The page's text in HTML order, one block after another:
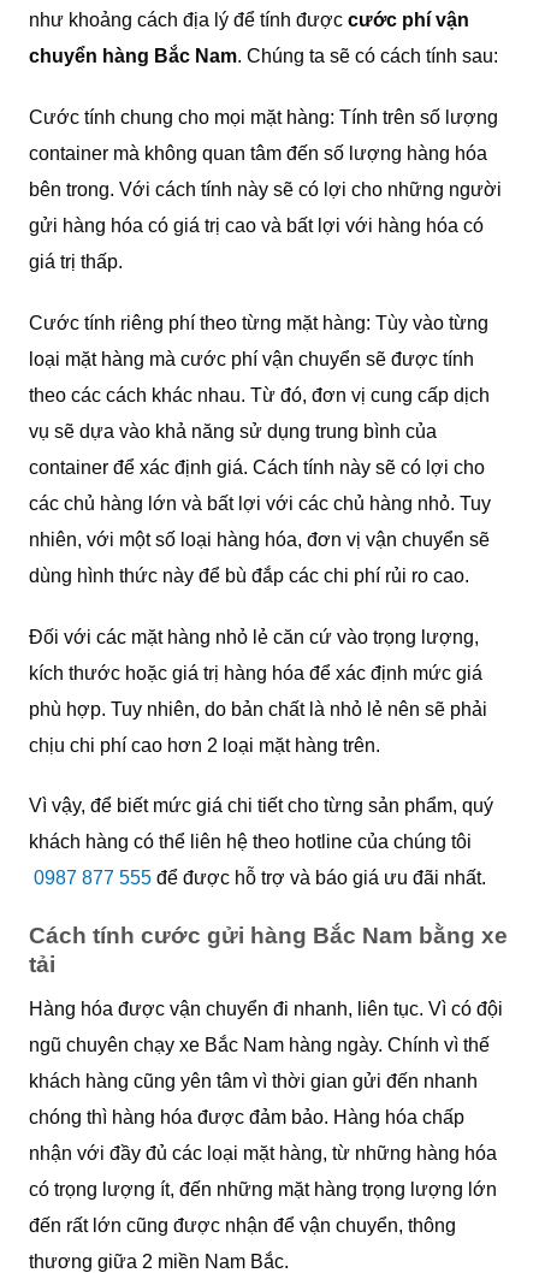
như khoảng cách địa lý để tính được cước phí vận
chuyển hàng Bắc Nam. Chúng ta sẽ có cách tính sau:
Cước tính chung cho mọi mặt hàng: Tính trên số lượng
container mà không quan tâm đến số lượng hàng hóa
bên trong. Với cách tính này sẽ có lợi cho những người
gửi hàng hóa có giá trị cao và bất lợi với hàng hóa có
giá trị thấp.
Cước tính riêng phí theo từng mặt hàng: Tùy vào từng
loại mặt hàng mà cước phí vận chuyển sẽ được tính
theo các cách khác nhau. Từ đó, đơn vị cung cấp dịch
vụ sẽ dựa vào khả năng sử dụng trung bình của
container để xác định giá. Cách tính này sẽ có lợi cho
các chủ hàng lớn và bất lợi với các chủ hàng nhỏ. Tuy
nhiên, với một số loại hàng hóa, đơn vị vận chuyển sẽ
dùng hình thức này để bù đắp các chi phí rủi ro cao.
Đối với các mặt hàng nhỏ lẻ căn cứ vào trọng lượng,
kích thước hoặc giá trị hàng hóa để xác định mức giá
phù hợp. Tuy nhiên, do bản chất là nhỏ lẻ nên sẽ phải
chịu chi phí cao hơn 2 loại mặt hàng trên.
Vì vậy, để biết mức giá chi tiết cho từng sản phẩm, quý
khách hàng có thể liên hệ theo hotline của chúng tôi
0987 877 555 để được hỗ trợ và báo giá ưu đãi nhất.
Cách tính cước gửi hàng Bắc Nam bằng xe
tải
Hàng hóa được vận chuyển đi nhanh, liên tục. Vì có đội
ngũ chuyên chạy xe Bắc Nam hàng ngày. Chính vì thế
khách hàng cũng yên tâm vì thời gian gửi đến nhanh
chóng thì hàng hóa được đảm bảo. Hàng hóa chấp
nhận với đầy đủ các loại mặt hàng, từ những hàng hóa
có trọng lượng ít, đến những mặt hàng trọng lượng lớn
đến rất lớn cũng được nhận để vận chuyển, thông
thương giữa 2 miền Nam Bắc.